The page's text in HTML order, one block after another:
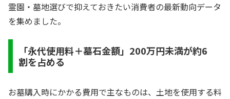
霊園・墓地選びで抑えておきたい消費者の最新動向データ
を集めました。
「永代使用料＋墓石金額」200万円未満が約6
割を占める
お墓購入時にかかる費用で主なものは、土地を使用する料